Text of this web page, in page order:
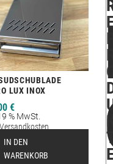
LUX INOX
€
% MwSt.
Versandkosten
IN DEN
WARENKORB